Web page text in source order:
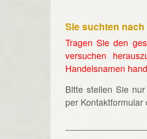
Sie suchten
Tragen Sie den
versuchen
Handelsnamen
Bitte stellen Sie
per Kontaktformular